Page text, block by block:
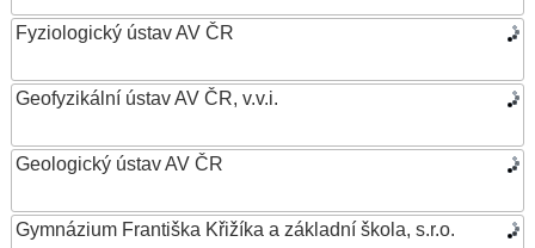
Fyziologický ústav AV ČR
Geofyzikální ústav AV ČR, v.v.i.
Geologický ústav AV ČR
Gymnázium Františka Křižíka a základní škola, s.r.o.